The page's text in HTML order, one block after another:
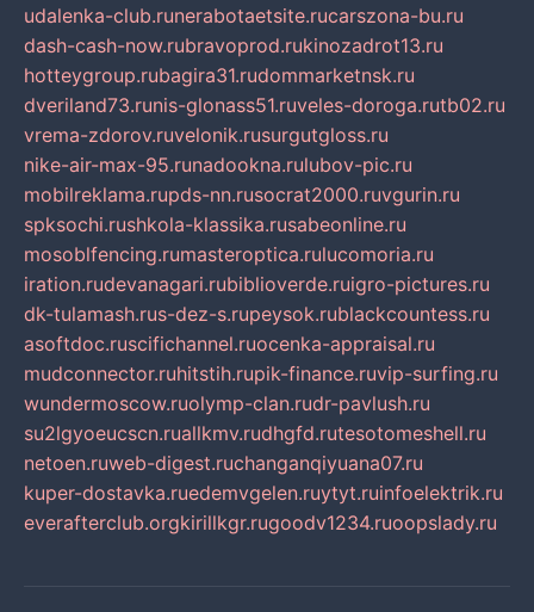
udalenka-club.runerabotaetsite.rucarszona-bu.ru
dash-cash-now.rubravoprod.rukinozadrot13.ru
hotteygroup.rubagira31.rudommarketnsk.ru
dveriland73.runis-glonass51.ruveles-doroga.rutb02.ru
vrema-zdorov.ruvelonik.rusurgutgloss.ru
nike-air-max-95.runadookna.rulubov-pic.ru
mobilreklama.rupds-nn.rusocrat2000.ruvgurin.ru
spksochi.rushkola-klassika.rusabeonline.ru
mosoblfencing.rumasteroptica.rulucomoria.ru
iration.rudevanagari.rubiblioverde.ruigro-pictures.ru
dk-tulamash.rus-dez-s.rupeysok.rublackcountess.ru
asoftdoc.ruscifichannel.ruocenka-appraisal.ru
mudconnector.ruhitstih.rupik-finance.ruvip-surfing.ru
wundermoscow.ruolymp-clan.rudr-pavlush.ru
su2lgyoeucscn.ruallkmv.rudhgfd.rutesotomeshell.ru
netoen.ruweb-digest.ruchanganqiyuana07.ru
kuper-dostavka.ruedemvgelen.ruytyt.ruinfoelektrik.ru
everafterclub.orgkirillkgr.rugoodv1234.ruoopslady.ru